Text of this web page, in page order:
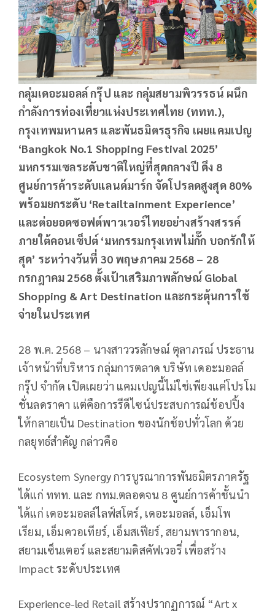
กลุ่มเดอะมอลล์ กรุ๊ป และ กลุ่มสยามพิวรรธน์ ผนึก
กำลังการท่องเที่ยวแห่งประเทศไทย (ททท.),
กรุงเทพมหานคร และพันธมิตรธุรกิจ เผยแคมเปญ
‘Bangkok No.1 Shopping Festival 2025’
มหกรรมเซลระดับชาติใหญ่ที่สุดกลางปี ดึง 8
ศูนย์การค้าระดับแลนด์มาร์ก จัดโปรลดสูงสุด 80%
พร้อมยกระดับ ‘Retailtainment Experience’
และต่อยอดซอฟต์พาวเวอร์ไทยอย่างสร้างสรรค์
ภายใต้คอนเซ็ปต์ ‘มหกรรมกรุงเทพไม่กั๊ก บอกรักให้
สุด’ ระหว่างวันที่ 30 พฤษภาคม 2568 – 28
กรกฎาคม 2568 ตั้งเป้าเสริมภาพลักษณ์ Global
Shopping & Art Destination และกระตุ้นการใช้
จ่ายในประเทศ
28 พ.ค. 2568 – นางสาววรลักษณ์ ตุลาภรณ์ ประธาน
เจ้าหน้าที่บริหาร กลุ่มการตลาด บริษัท เดอะมอลล์
กรุ๊ป จำกัด เปิดเผยว่า แคมเปญนี้ไม่ใช่เพียงแค่โปรโม
ชั่นลดราคา แต่คือการรีดีไซน์ประสบการณ์ช้อปปิ้ง
ให้กลายเป็น Destination ของนักช้อปทั่วโลก ด้วย
กลยุทธ์สำคัญ กล่าวคือ
Ecosystem Synergy การบูรณาการพันธมิตรภาครัฐ
ได้แก่ ททท. และ กทม.ตลอดจน 8 ศูนย์การค้าชั้นนำ
ได้แก่ เดอะมอลล์ไลฟ์สโตร์, เดอะมอลล์, เอ็มโพ
เรียม, เอ็มควอเทียร์, เอ็มสเฟียร์, สยามพารากอน,
สยามเซ็นเตอร์ และสยามดิสคัฟเวอรี่ เพื่อสร้าง
Impact ระดับประเทศ
Experience-led Retail สร้างปรากฏการณ์ “Art x